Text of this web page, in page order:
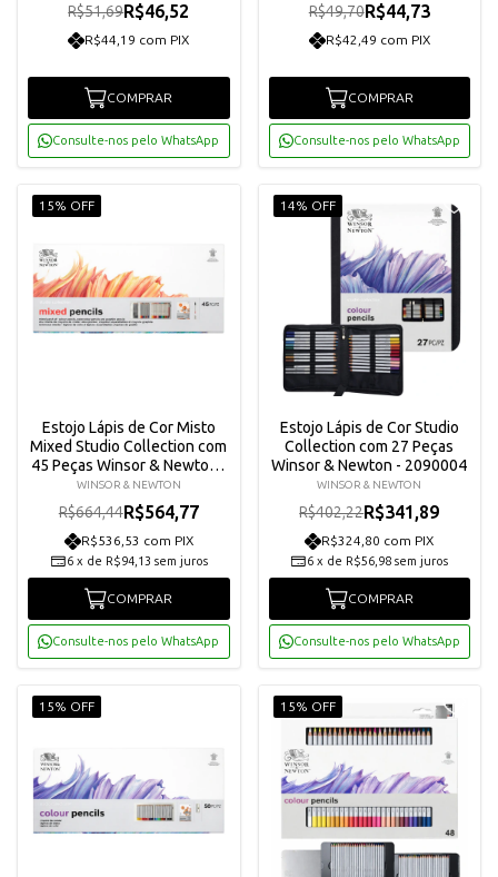
R$51,69R$46,52
R$44,19 com PIX
COMPRAR
Consulte-nos pelo WhatsApp
R$49,70R$44,73
R$42,49 com PIX
COMPRAR
Consulte-nos pelo WhatsApp
15% OFF
Estojo Lápis de Cor Misto
Mixed Studio Collection com
45 Peças Winsor & Newton -
2090001
WINSOR & NEWTON
R$664,44R$564,77
R$536,53 com PIX
6 x de R$94,13 sem juros
COMPRAR
Consulte-nos pelo WhatsApp
14% OFF
Estojo Lápis de Cor Studio
Collection com 27 Peças
Winsor & Newton - 2090004
WINSOR & NEWTON
R$402,22R$341,89
R$324,80 com PIX
6 x de R$56,98 sem juros
COMPRAR
Consulte-nos pelo WhatsApp
15% OFF 15% OFF